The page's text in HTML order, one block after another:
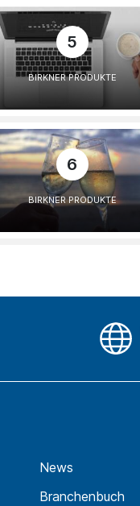
5
BIRKNER PRODUKTE
6
BIRKNER PRODUKTE
News
Branchenbuch